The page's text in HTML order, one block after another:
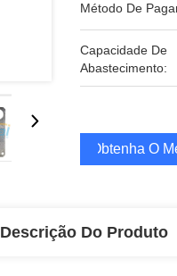
Método De
Capacidade De
Abastecimento:
Obtenha O
Descrição Do Produto